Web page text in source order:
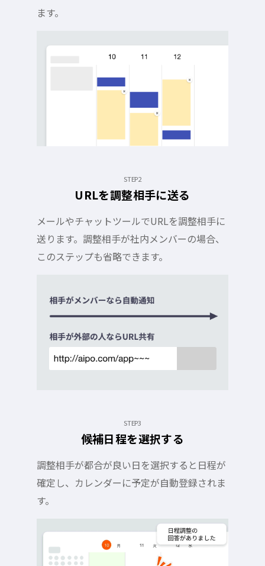
ます。
STEP2
URLを調整相手に送る
メールやチャットツールでURLを調整相手に
送ります。調整相手が社内メンバーの場合、
このステップも省略できます。
STEP3
候補日程を選択する
調整相手が都合が良い日を選択すると日程が
確定し、カレンダーに予定が自動登録されま
す。